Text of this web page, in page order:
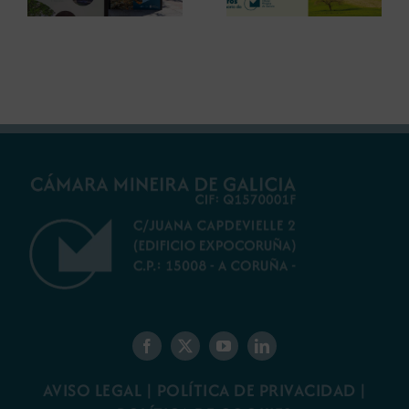
debatir sobre el
restauración
AVISO LEGAL | POLÍTICA DE PRIVACIDAD |